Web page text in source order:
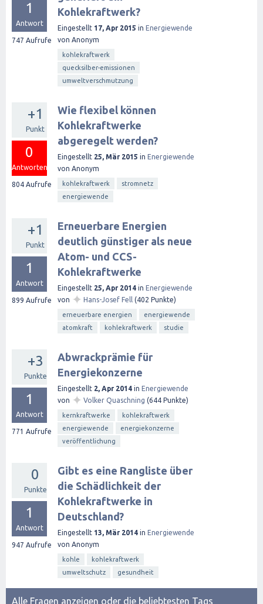
1
Antwort
747 Aufrufe
Kohlekraftwerk?
Eingestellt 17, Apr 2015 in Energiewende
von Anonym
kohlekraftwerk
quecksilber-emissionen
umweltverschmutzung
+1
Punkt
0
Antworten
804 Aufrufe
Wie flexibel können
Kohlekraftwerke
abgeregelt werden?
Eingestellt 25, Mär 2015 in Energiewende
von Anonym
kohlekraftwerk
stromnetz
energiewende
+1
Punkt
1
Antwort
899 Aufrufe
Erneuerbare Energien
deutlich günstiger als neue
Atom- und CCS-
Kohlekraftwerke
Eingestellt 25, Apr 2014 in Energiewende
von ✦ Hans-Josef Fell (402 Punkte)
erneuerbare energien
energiewende
atomkraft
kohlekraftwerk studie
+3
Punkte
1
Antwort
771 Aufrufe
Abwrackprämie für
Energiekonzerne
Eingestellt 2, Apr 2014 in Energiewende
von ✦ Volker Quaschning (644 Punkte)
kernkraftwerke
kohlekraftwerk
energiewende
energiekonzerne
veröffentlichung
0
Punkte
1
Antwort
947 Aufrufe
Gibt es eine Rangliste über
die Schädlichkeit der
Kohlekraftwerke in
Deutschland?
Eingestellt 13, Mär 2014 in Energiewende
von Anonym
kohle
kohlekraftwerk
umweltschutz
gesundheit
Alle Fragen anzeigen oder die beliebtesten Tags